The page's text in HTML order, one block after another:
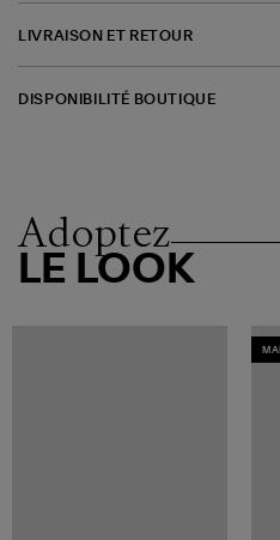
LIVRAISON ET RETOUR
DISPONIBILITÉ BOUTIQUE
Adoptez
LE LOOK